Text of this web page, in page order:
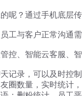
呢？通过手机底层
工与客户正常沟通
控、智能云客服、
记录，可以及时控
圈数量，实时统计